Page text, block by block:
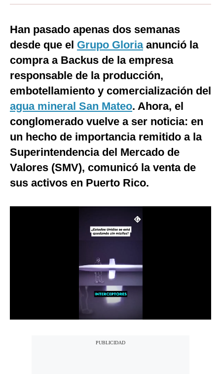
EEUU
España
Internacional
Tecnología
Club del Suscriptor
Mix
G de Gestión
Notas Contratadas
Podcast
Han pasado apenas dos semanas
desde que el Grupo Gloriaanunció la
compra a Backus de la empresa
responsable de la producción,
embotellamiento y comercialización del
agua mineral San Mateo. Ahora, el
conglomerado vuelve a ser noticia: en
un hecho de importancia remitido a la
Superintendencia del Mercado de
Valores (SMV), comunicó la venta de
sus activos en Puerto Rico.